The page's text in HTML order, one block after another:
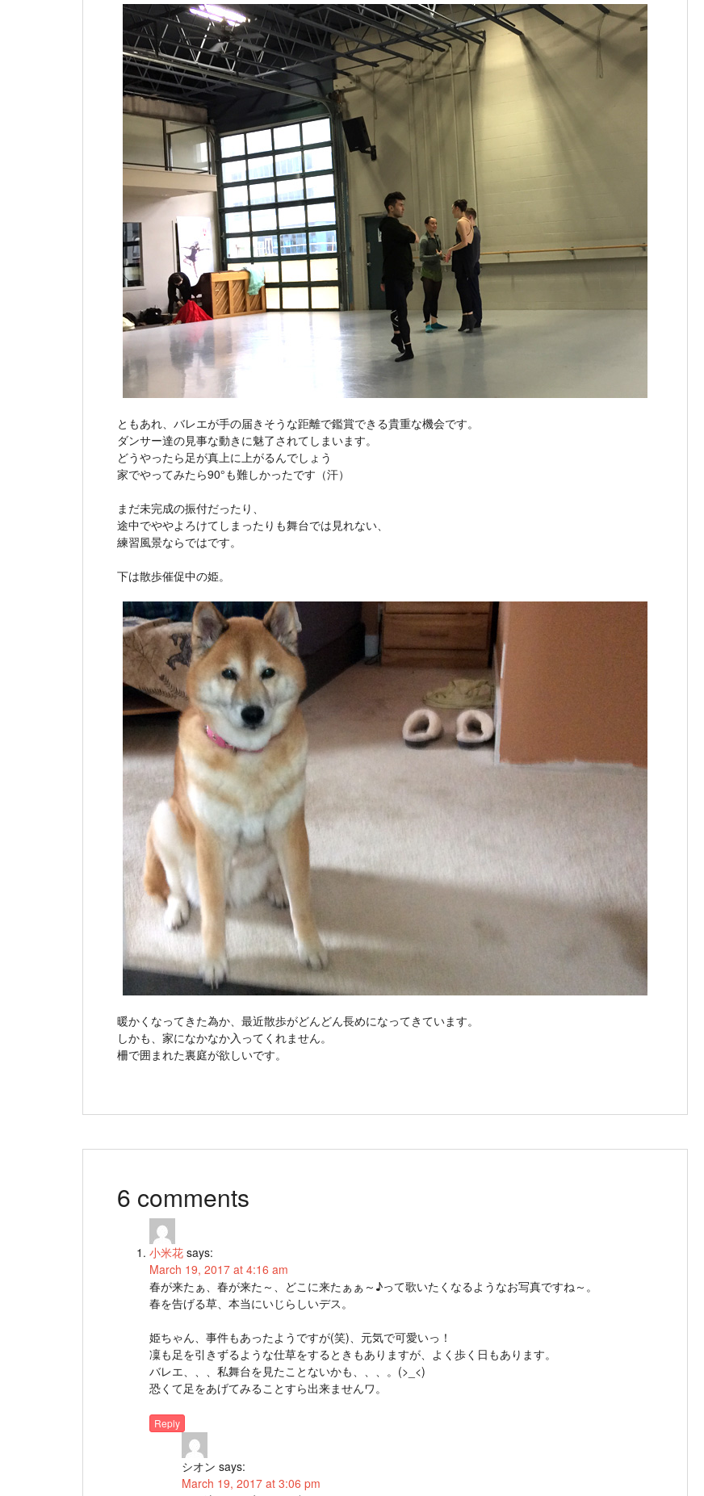
ともあれ、バレエが手の届きそうな距離で鑑賞できる貴重な機会です。
ダンサー達の見事な動きに魅了されてしまいます。
どうやったら足が真上に上がるんでしょう
家でやってみたら90°も難しかったです（汗）
まだ未完成の振付だったり、
途中でややよろけてしまったりも舞台では見れない、
練習風景ならではです。
下は散歩催促中の姫。
暖かくなってきた為か、最近散歩がどんどん長めになってきています。
しかも、家になかなか入ってくれません。
柵で囲まれた裏庭が欲しいです。
6 comments
小米花 says:
March 19, 2017 at 4:16 am
春が来たぁ、春が来た～、どこに来たぁぁ～♪って歌いたくなるようなお写真ですね～。
春を告げる草、本当にいじらしいデス。
姫ちゃん、事件もあったようですが(笑)、元気で可愛いっ！
凜も足を引きずるような仕草をするときもありますが、よく歩く日もあります。
バレエ、、、私舞台を見たことないかも、、、。(>_<)
恐くて足をあげてみることすら出来ませんワ。
Reply
シオン says:
March 19, 2017 at 3:06 pm